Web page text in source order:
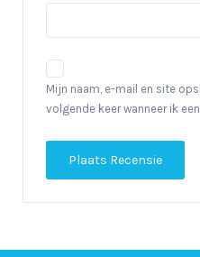
Mijn naam, e-mail en site
volgende keer wanneer ik